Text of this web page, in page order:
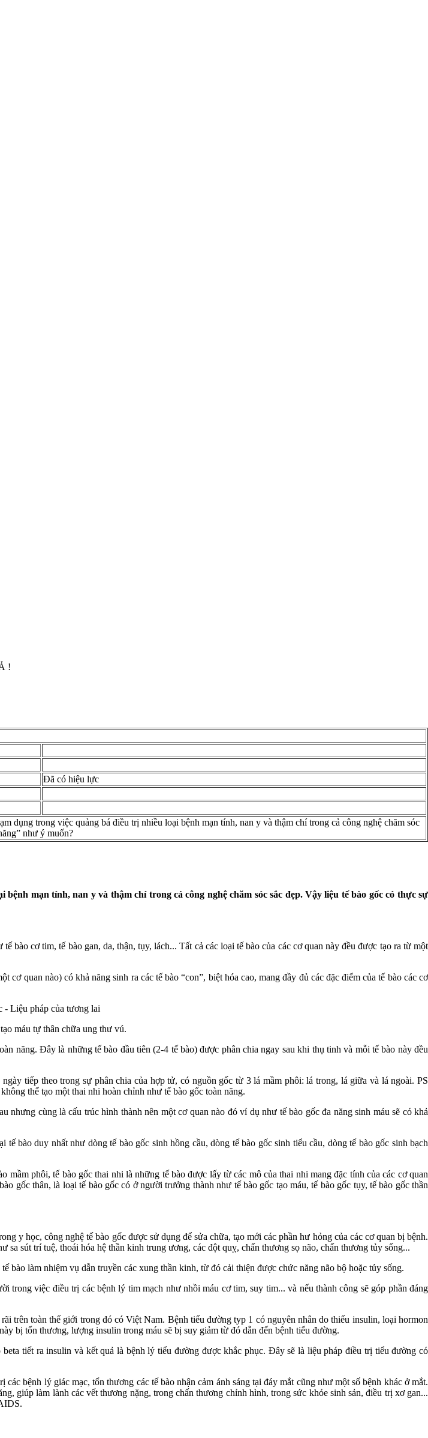
Đã có hiệu lực
dụng trong việc quảng bá điều trị nhiều loại bệnh mạn tính, nan y và thậm chí trong cả công nghệ chăm sóc
như ý muốn?
mạn tính, nan y và thậm chí trong cả công nghệ chăm sóc sắc đẹp. Vậy liệu tế bào gốc có thực sự
bào cơ tim, tế bào gan, da, thận, tụy, lách... Tất cả các loại tế bào của các cơ quan này đều được tạo ra từ một
quan nào) có khả năng sinh ra các tế bào “con”, biệt hóa cao, mang đầy đủ các đặc điểm của tế bào các cơ
máu tự thân chữa ung thư vú.
năng. Đây là những tế bào đầu tiên (2-4 tế bào) được phân chia ngay sau khi thụ tinh và mỗi tế bào này đều
tiếp theo trong sự phân chia của hợp tử, có nguồn gốc từ 3 lá mầm phôi: lá trong, lá giữa và lá ngoài. PS
thể tạo một thai nhi hoàn chỉnh như tế bào gốc toàn năng.
nhưng cùng là cấu trúc hình thành nên một cơ quan nào đó ví dụ như tế bào gốc đa năng sinh máu sẽ có khả
bào duy nhất như dòng tế bào gốc sinh hồng cầu, dòng tế bào gốc sinh tiểu cầu, dòng tế bào gốc sinh bạch
phôi, tế bào gốc thai nhi là những tế bào được lấy từ các mô của thai nhi mang đặc tính của các cơ quan
gốc thân, là loại tế bào gốc có ở người trưởng thành như tế bào gốc tạo máu, tế bào gốc tụy, tế bào gốc thần
y học, công nghệ tế bào gốc được sử dụng để sửa chữa, tạo mới các phần hư hỏng của các cơ quan bị bệnh.
sút trí tuệ, thoái hóa hệ thần kinh trung ương, các đột quỵ, chấn thương sọ não, chấn thương tủy sống...
bào làm nhiệm vụ dẫn truyền các xung thần kinh, từ đó cải thiện được chức năng não bộ hoặc tủy sống.
trong việc điều trị các bệnh lý tim mạch như nhồi máu cơ tim, suy tim... và nếu thành công sẽ góp phần đáng
trên toàn thế giới trong đó có Việt Nam. Bệnh tiểu đường typ 1 có nguyên nhân do thiếu insulin, loại hormon
bị tổn thương, lượng insulin trong máu sẽ bị suy giảm từ đó dẫn đến bệnh tiểu đường.
tiết ra insulin và kết quả là bệnh lý tiểu đường được khắc phục. Đây sẽ là liệu pháp điều trị tiểu đường có
bệnh lý giác mạc, tổn thương các tế bào nhận cảm ánh sáng tại đáy mắt cũng như một số bệnh khác ở mắt.
giúp làm lành các vết thương nặng, trong chấn thương chỉnh hình, trong sức khỏe sinh sản, điều trị xơ gan...